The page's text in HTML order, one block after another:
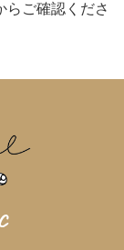
らご確認くださ